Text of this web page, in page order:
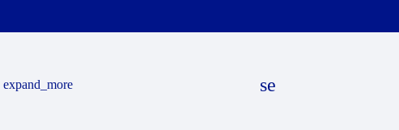
expand_more search